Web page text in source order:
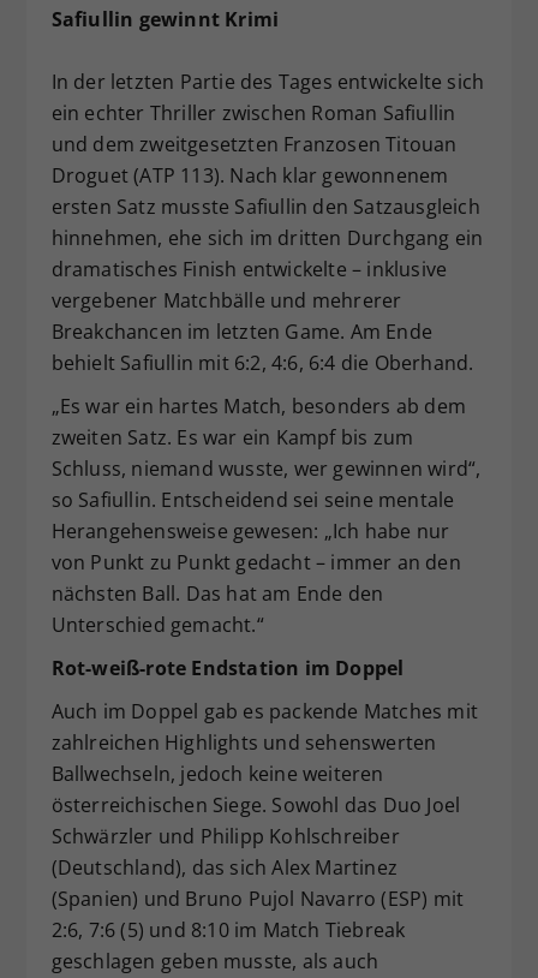
Safiullin gewinnt Krimi
In der letzten Partie des Tages entwickelte sich
ein echter Thriller zwischen Roman Safiullin
und dem zweitgesetzten Franzosen Titouan
Droguet (ATP 113). Nach klar gewonnenem
ersten Satz musste Safiullin den Satzausgleich
hinnehmen, ehe sich im dritten Durchgang ein
dramatisches Finish entwickelte – inklusive
vergebener Matchbälle und mehrerer
Breakchancen im letzten Game. Am Ende
behielt Safiullin mit 6:2, 4:6, 6:4 die Oberhand.
„Es war ein hartes Match, besonders ab dem
zweiten Satz. Es war ein Kampf bis zum
Schluss, niemand wusste, wer gewinnen wird“,
so Safiullin. Entscheidend sei seine mentale
Herangehensweise gewesen: „Ich habe nur
von Punkt zu Punkt gedacht – immer an den
nächsten Ball. Das hat am Ende den
Unterschied gemacht.“
Rot-weiß-rote Endstation im Doppel
Auch im Doppel gab es packende Matches mit
zahlreichen Highlights und sehenswerten
Ballwechseln, jedoch keine weiteren
österreichischen Siege. Sowohl das Duo Joel
Schwärzler und Philipp Kohlschreiber
(Deutschland), das sich Alex Martinez
(Spanien) und Bruno Pujol Navarro (ESP) mit
2:6, 7:6 (5) und 8:10 im Match Tiebreak
geschlagen geben musste, als auch